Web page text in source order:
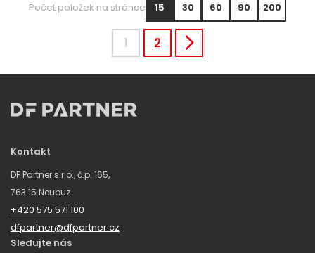
Počet položek na stránce 15 30 60 90 200
1 2
Kontakt
DF Partner s.r.o., č.p. 165,
763 15 Neubuz
+420 575 571 100
dfpartner@dfpartner.cz
Sledujte nás